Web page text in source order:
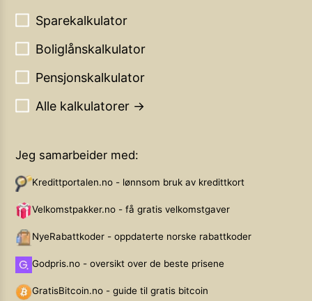
Sparekalkulator
Boliglånskalkulator
Pensjonskalkulator
Alle kalkulatorer →
Jeg samarbeider med:
Kredittportalen.no - lønnsom bruk av kredittkort
Velkomstpakker.no - få gratis velkomstgaver
NyeRabattkoder - oppdaterte norske rabattkoder
Godpris.no - oversikt over de beste prisene
GratisBitcoin.no - guide til gratis bitcoin